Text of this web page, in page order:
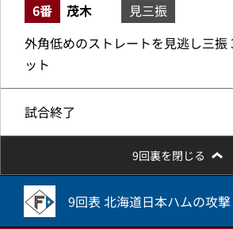
6番 茂木
見三振
外角低めのストレートを見逃し三振
ット
試合終了
9回裏を閉じる
9回表 北海道日本ハムの攻撃